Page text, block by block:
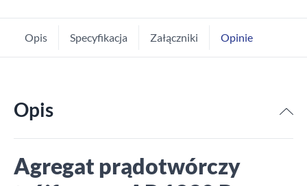
Opis Specyfikacja Załączniki Opinie
Opis
Agregat prądotwórczy